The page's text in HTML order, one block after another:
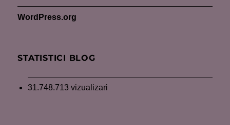
WordPress.org
STATISTICI BLOG
31.748.713 vizualizari